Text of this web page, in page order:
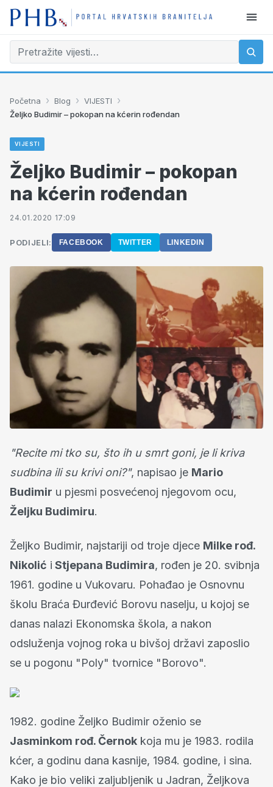
Početna › Blog › VIJESTI ›
Željko Budimir – pokopan na kćerin rođendan
VIJESTI
Željko Budimir – pokopan
na kćerin rođendan
24.01.2020 17:09
PODIJELI: FACEBOOK TWITTER LINKEDIN
"Recite mi tko su, što ih u smrt goni, je li kriva
sudbina ili su krivi oni?", napisao je Mario
Budimir u pjesmi posvećenoj njegovom ocu,
Željku Budimiru.
Željko Budimir, najstariji od troje djece Milke rođ.
Nikolić i Stjepana Budimira, rođen je 20. svibnja
1961. godine u Vukovaru. Pohađao je Osnovnu
školu Braća Đurđević Borovu naselju, u kojoj se
danas nalazi Ekonomska škola, a nakon
odsluženja vojnog roka u bivšoj državi zaposlio
se u pogonu "Poly" tvornice "Borovo".
1982. godine Željko Budimir oženio se
Jasminkom rođ. Černok koja mu je 1983. rodila
kćer, a godinu dana kasnije, 1984. godine, i sina.
Kako je bio veliki zaljubljenik u Jadran, Željkova